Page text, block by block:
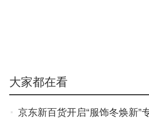
大家都在看
京东新百货开启“服饰冬焕新”